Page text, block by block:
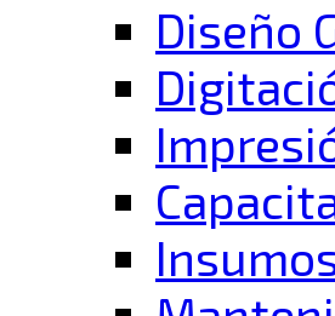
Diseño